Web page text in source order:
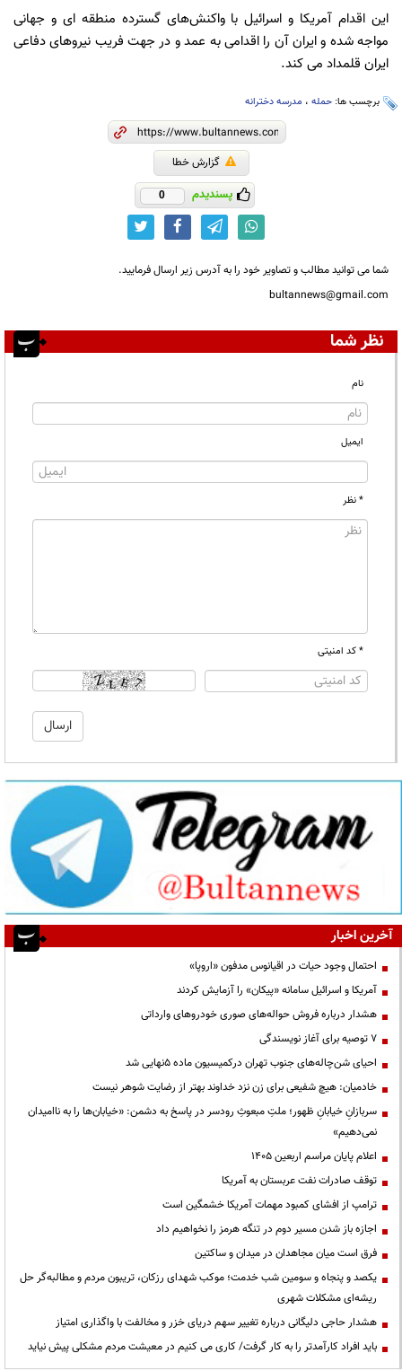
این اقدام آمریکا و اسرائیل با واکنش‌های گسترده منطقه ای و جهانی
مواجه شده و ایران آن را اقدامی به عمد و در جهت فریب نیروهای دفاعی
ایران قلمداد می کند.
برچسب ها: حمله ، مدرسه دخترانه
گزارش خطا
پسندیدم 0
شما می توانید مطالب و تصاویر خود را به آدرس زیر ارسال فرمایید.
bultannews@gmail.com
نظر شما
نام
ایمیل
* نظر
* کد امنیتی
آخرین اخبار
احتمال وجود حیات در اقیانوس مدفون «اروپا»
آمریکا و اسرائیل سامانه «پیکان» را آزمایش کردند
هشدار درباره فروش حواله‌های صوری خودروهای وارداتی
۷ توصیه برای آغاز نویسندگی
احیای شن‌چاله‌های جنوب تهران درکمیسیون ماده ۵نهایی شد
خادمیان: هیچ شفیعی برای زن نزد خداوند بهتر از رضایت شوهر نیست
سربازانِ خیابانِ ظهور؛ ملتِ مبعوثِ رودسر در پاسخ به دشمن: «خیابان‌ها را به ناامیدان
نمی‌دهیم»
اعلام پایان مراسم اربعین ۱۴۰۵
توقف صادرات نفت عربستان به آمریکا
ترامپ از افشای کمبود مهمات آمریکا خشمگین است
اجازه باز شدن مسیر دوم در تنگه هرمز را نخواهیم داد
فرق است میان مجاهدان در میدان و ساکتین
یکصد و پنجاه و سومین شب خدمت؛ موکب شهدای رزکان، تریبون مردم و مطالبه‌گر حل
ریشه‌ای مشکلات شهری
هشدار حاجی دلیگانی درباره تغییر سهم دریای خزر و مخالفت با واگذاری امتیاز
باید افراد کارآمدتر را به کار گرفت/ کاری می کنیم در معیشت مردم مشکلی پیش نیاید